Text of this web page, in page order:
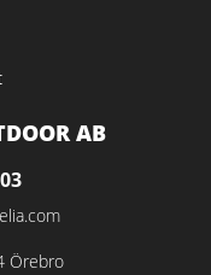
AB
Örebro